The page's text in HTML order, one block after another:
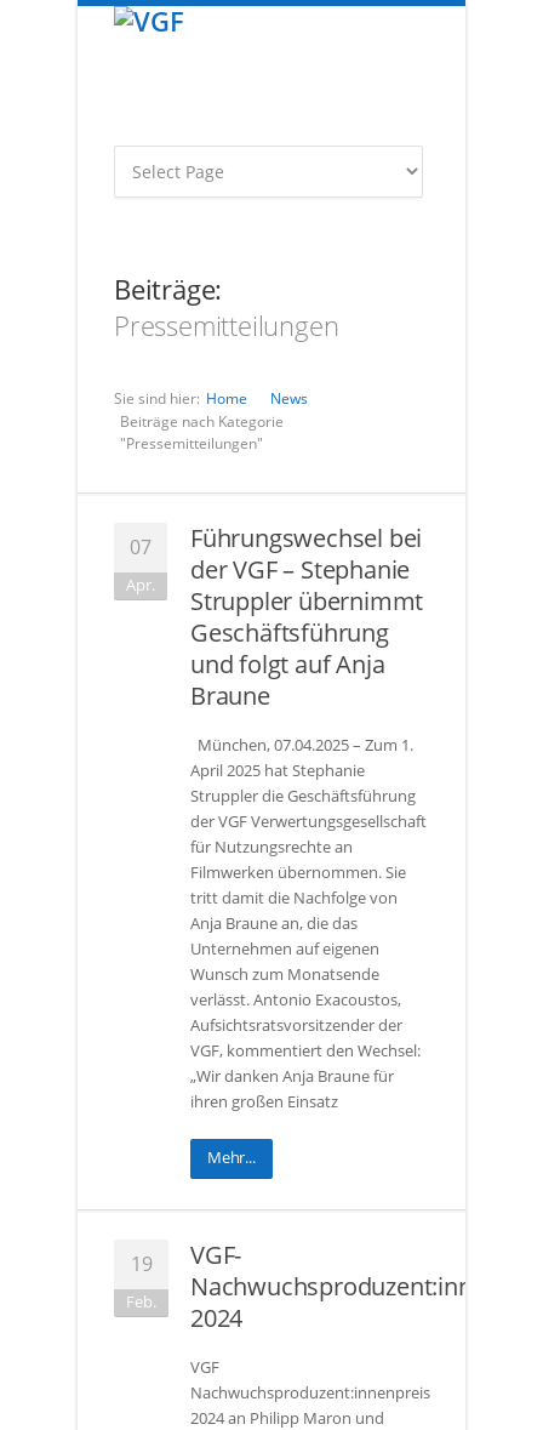
Beiträge:
Pressemitteilungen
Sie sind hier: Home
News
Beiträge nach Kategorie
"Pressemitteilungen"
07
Apr.
Führungswechsel bei
der VGF – Stephanie
Struppler übernimmt
Geschäftsführung
und folgt auf Anja
Braune
München, 07.04.2025 – Zum 1.
April 2025 hat Stephanie
Struppler die Geschäftsführung
der VGF Verwertungsgesellschaft
für Nutzungsrechte an
Filmwerken übernommen. Sie
tritt damit die Nachfolge von
Anja Braune an, die das
Unternehmen auf eigenen
Wunsch zum Monatsende
verlässt. Antonio Exacoustos,
Aufsichtsratsvorsitzender der
VGF, kommentiert den Wechsel:
„Wir danken Anja Braune für
ihren großen Einsatz
Mehr...
19
Feb.
VGF-
2024
VGF
Nachwuchsproduzent:innenpreis
2024 an Philipp Maron und